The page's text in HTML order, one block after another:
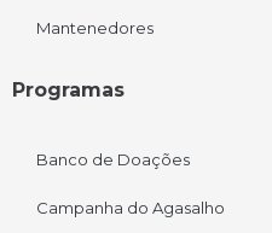
Mantenedores
Programas
Banco de Doações
Campanha do Agasalho